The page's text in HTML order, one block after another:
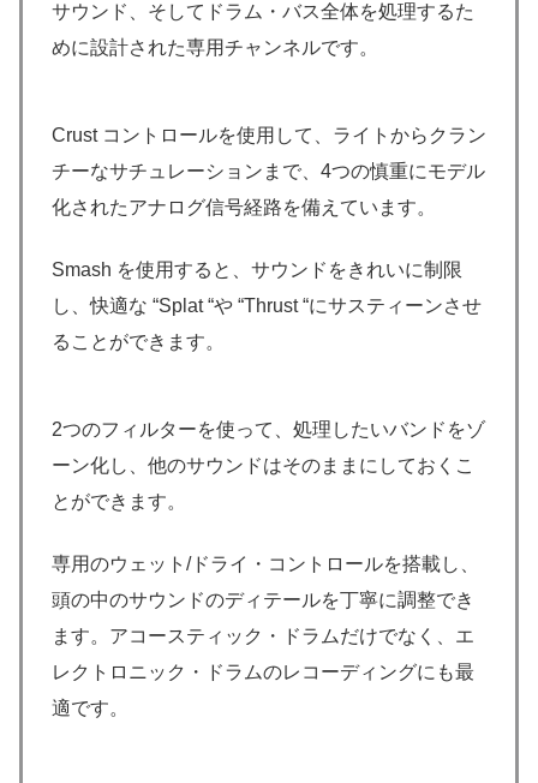
サウンド、そしてドラム・バス全体を処理するた
めに設計された専用チャンネルです。
Crust コントロールを使用して、ライトからクラン
チーなサチュレーションまで、4つの慎重にモデル
化されたアナログ信号経路を備えています。
Smash を使用すると、サウンドをきれいに制限
し、快適な “Splat “や “Thrust “にサスティーンさせ
ることができます。
2つのフィルターを使って、処理したいバンドをゾ
ーン化し、他のサウンドはそのままにしておくこ
とができます。
専用のウェット/ドライ・コントロールを搭載し、
頭の中のサウンドのディテールを丁寧に調整でき
ます。アコースティック・ドラムだけでなく、エ
レクトロニック・ドラムのレコーディングにも最
適です。